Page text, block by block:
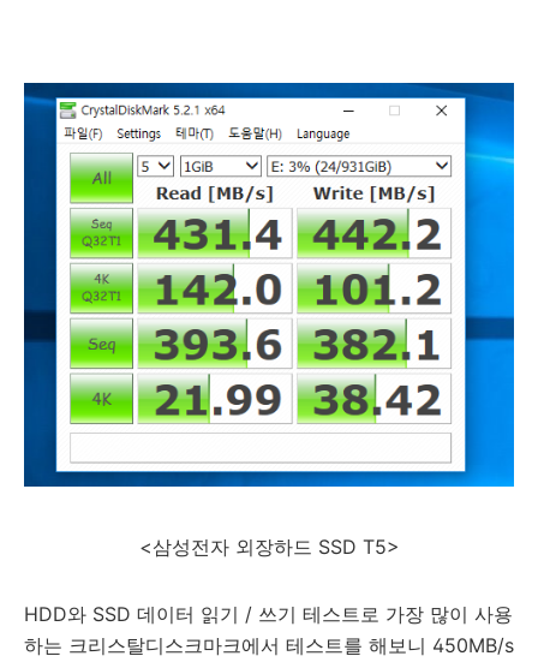
<삼성전자 외장하드 SSD T5>
HDD와 SSD 데이터 읽기 / 쓰기 테스트로 가장 많이 사용
하는 크리스탈디스크마크에서 테스트를 해보니 450MB/s